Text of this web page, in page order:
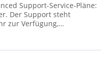
Support-Service-Pläne:
Der Support steht
zur Verfügung,